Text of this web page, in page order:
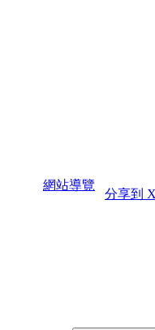
網站導覽
分享到